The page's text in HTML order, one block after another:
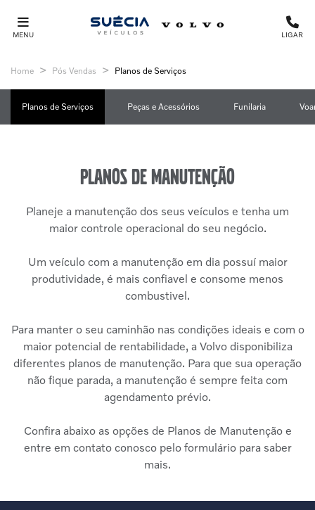
MENU LIGAR
Home Pós Vendas Planos de Serviços
Peças e Acessórios
Planos de Serviços Funilaria
Planos de manutenção
Planeje a manutenção dos seus veículos e tenha um
maior controle operacional do seu negócio.
Um veículo com a manutenção em dia possuí maior
produtividade, é mais confiavel e consome menos
combustivel.
Para manter o seu caminhão nas condições ideais e com o
maior potencial de rentabilidade, a Volvo disponibiliza
diferentes planos de manutenção. Para que sua operação
não fique parada, a manutenção é sempre feita com
agendamento prévio.
Confira abaixo as opções de Planos de Manutenção e
entre em contato conosco pelo formulário para saber
mais.